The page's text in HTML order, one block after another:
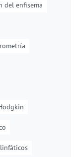
del enfisema